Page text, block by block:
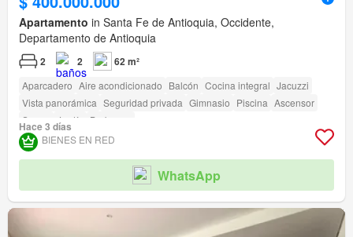
Apartamento in Santa Fe de Antioquia, Occidente,
Departamento de Antioquia
2 2 62 m²
Aparcadero Aire acondicionado Balcón Cocina integral Jacuzzi
Vista panorámica Seguridad privada Gimnasio Piscina Ascensor
Sauna
Jardín Barbecue
Hace 3 días
BIENES EN RED
WhatsApp